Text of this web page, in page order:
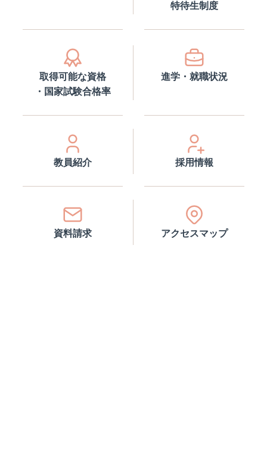
特待生制度
取得可能な資格
・国家試験合格率
進学・就職状況
教員紹介 採用情報
資料請求 アクセスマップ